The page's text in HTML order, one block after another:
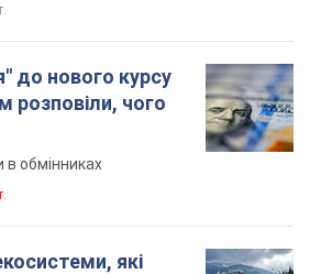
до нового курсу
розповіли, чого
обмінниках
які